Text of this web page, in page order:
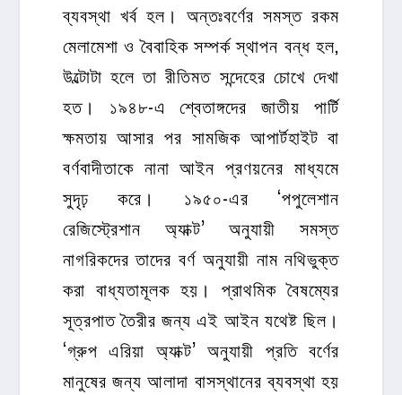
ব্যবস্থা খর্ব হল। অন্তঃবর্ণের সমস্ত রকম
মেলামেশা ও বৈবাহিক সম্পর্ক স্থাপন বন্ধ হল,
উল্টোটা হলে তা রীতিমত সন্দেহের চোখে দেখা
হত। ১৯৪৮-এ শ্বেতাঙ্গদের জাতীয় পার্টি
ক্ষমতায় আসার পর সামজিক আপার্টহাইট বা
বর্ণবাদীতাকে নানা আইন প্রণয়নের মাধ্যমে
সুদৃঢ় করে। ১৯৫০-এর ‘পপুলেশান
রেজিস্ট্রেশান অ্যাক্ট’ অনুযায়ী সমস্ত
নাগরিকদের তাদের বর্ণ অনুযায়ী নাম নথিভুক্ত
করা বাধ্যতামূলক হয়। প্রাথমিক বৈষম্যের
সূত্রপাত তৈরীর জন্য এই আইন যথেষ্ট ছিল।
‘গ্রুপ এরিয়া অ্যাক্ট’ অনুযায়ী প্রতি বর্ণের
মানুষের জন্য আলাদা বাসস্থানের ব্যবস্থা হয়